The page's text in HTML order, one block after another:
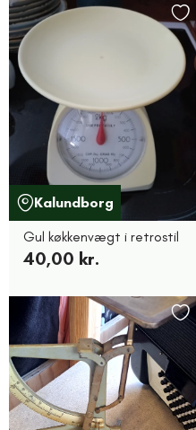
Kalundborg
Gul køkkenvægt i retrostil
40,00 kr.